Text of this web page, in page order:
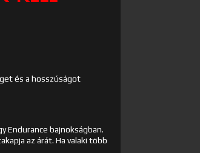
és a hosszúságot
Endurance bajnokságban.
az árát. Ha valaki több